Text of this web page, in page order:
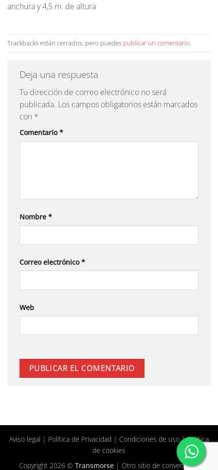
anchura y 4,5 m. de altura
Trackbacks están cerrados, pero puedes publicar un comentario.
Deja una respuesta
Tu dirección de correo electrónico no será
publicada. Los campos obligatorios están marcados
con *
Comentario*
Nombre *
Correo electrónico*
Web
Aviso legal | Política de Privacidad | Condiciones de uso|Política
de cookies
Copyright 2026 © Transmorse | Otro sitio de convertClick